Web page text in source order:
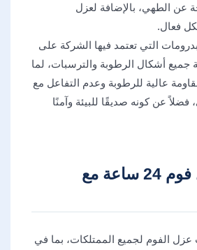
عن الطهي، بالإضافة لعزل
فعال.
التي تعتمد فيها الشركة على
جميع أشكال الرطوبة والترسبات، لما
عالية للرطوبة وعدم التفاعل مع
فضلاً عن كونه صديقًا للبيئة وآمنًا
شركة عزل فوم 24 ساعة مع
الفوم لجميع الممتلكات، بما في